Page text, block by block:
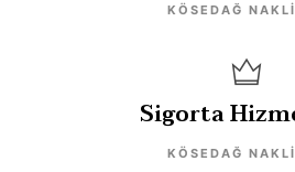
KÖSEDAĞ
Sigorta
KÖSEDAĞ